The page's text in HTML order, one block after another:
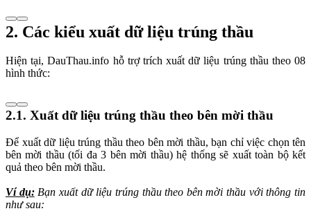
2. Các kiểu xuất dữ liệu trúng thầu
Hiện tại, DauThau.info hỗ trợ trích xuất dữ liệu trúng thầu theo 08
hình thức:
2.1. Xuất dữ liệu trúng thầu theo bên mời thầu
Để xuất dữ liệu trúng thầu theo bên mời thầu, bạn chỉ việc chọn tên
bên mời thầu (tối đa 3 bên mời thầu) hệ thống sẽ xuất toàn bộ kết
quả theo bên mời thầu.
Ví dụ:Bạn xuất dữ liệu trúng thầu theo bên mời thầu với thông tin
như sau: